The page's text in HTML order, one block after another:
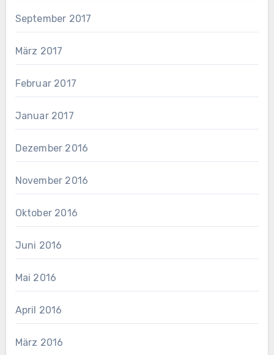
September 2017
März 2017
Februar 2017
Januar 2017
Dezember 2016
November 2016
Oktober 2016
Juni 2016
Mai 2016
April 2016
März 2016